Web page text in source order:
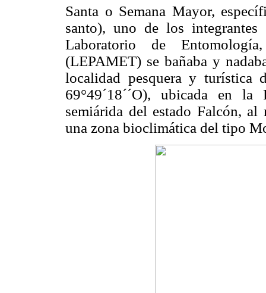
Santa o Semana Mayor,
santo), uno de los
Laboratorio de
(LEPAMET) se bañaba y
localidad pesquera y turística
69°49´18´´O), ubicada en
semiárida del estado Falcón, al
una zona bioclimática del tipo